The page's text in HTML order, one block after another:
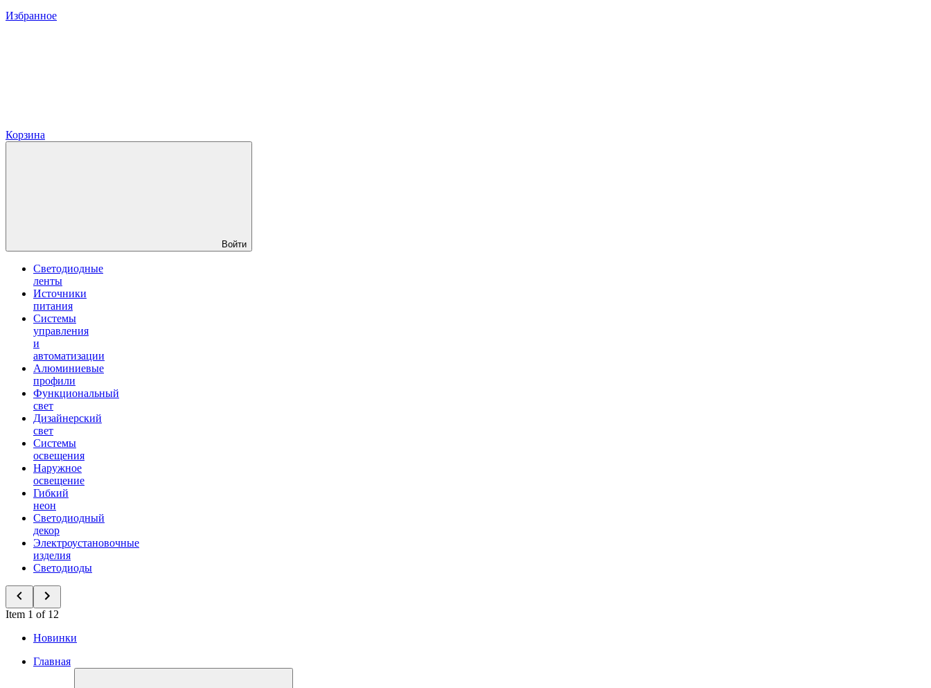
Избранное
Корзина
Войти
Светодиодные
ленты
Источники
питания
Системы
управления
и
автоматизации
Алюминиевые
профили
Функциональный
свет
Дизайнерский
свет
Системы
освещения
Наружное
освещение
Гибкий
неон
Светодиодный
декор
Электроустановочные
изделия
Светодиоды
Item 1 of 12
Новинки
Главная